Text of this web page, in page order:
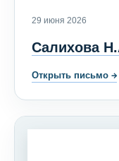
29 июня 2026
Салихова
Открыть письмо →